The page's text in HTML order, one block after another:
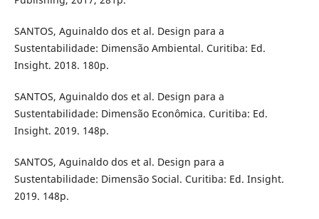
SANTOS, Aguinaldo dos et al. Design para a
Sustentabilidade: Dimensão Ambiental. Curitiba: Ed.
Insight. 2018. 180p.
SANTOS, Aguinaldo dos et al. Design para a
Sustentabilidade: Dimensão Econômica. Curitiba: Ed.
Insight. 2019. 148p.
SANTOS, Aguinaldo dos et al. Design para a
Sustentabilidade: Dimensão Social. Curitiba: Ed. Insight.
2019. 148p.